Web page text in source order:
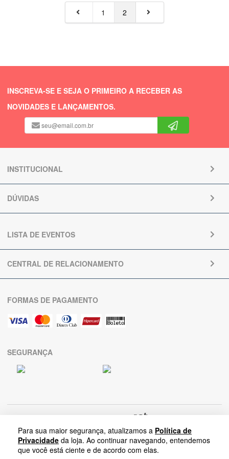
1 2
Para sua maior segurança, atualizamos a Política de
Privacidade da loja. Ao continuar navegando, entendemos
que você está ciente e de acordo com elas.
INSCREVA-SE E SEJA O PRIMEIRO A RECEBER AS
NOVIDADES E LANÇAMENTOS.
INSTITUCIONAL
DÚVIDAS
LISTA DE EVENTOS
CENTRAL DE RELACIONAMENTO
FORMAS DE PAGAMENTO
SEGURANÇA